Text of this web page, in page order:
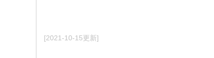
[2021-10-15更新]